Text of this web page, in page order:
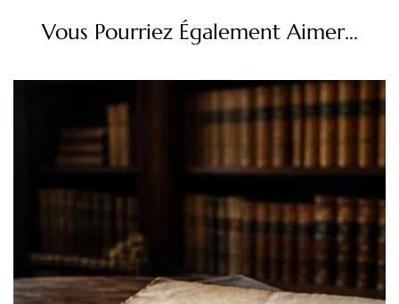
Vous Pourriez Également Aimer...